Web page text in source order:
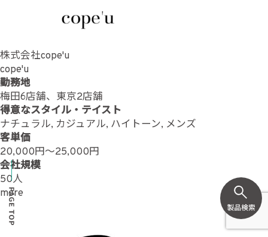
株式会社cope'u
cope'u
勤務地
梅田6店舗、東京2店舗
得意なスタイル・テイスト
ナチュラル, カジュアル, ハイトーン, メンズ
客単価
20,000円～25,000円
会社規模
50人
more